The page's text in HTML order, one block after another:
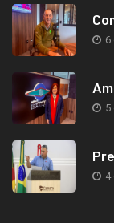
6
5
4